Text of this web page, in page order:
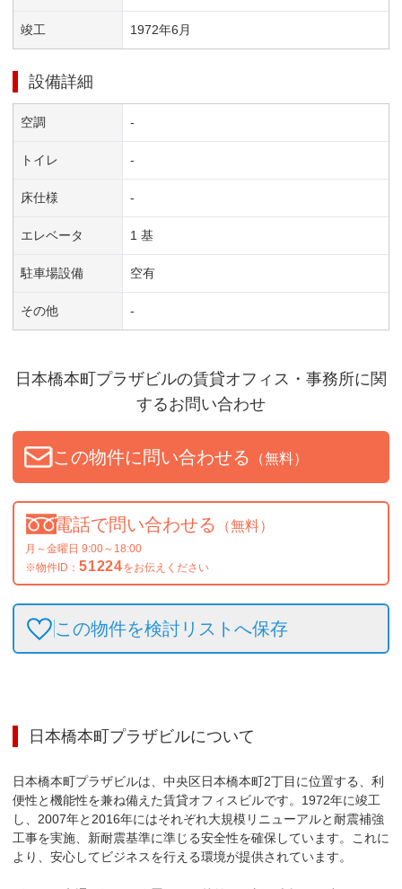
竣工 1972年6 月
設備詳細
空調 -
トイレ -
床仕様 -
エレベータ 1 基
駐車場設備 空有
その他 -
日本橋本町プラザビルの賃貸オフィス・事務所に関
するお問い合わせ
この物件に問い合わせる （無料）
電話で問い合わせる （無料）
月～金曜日 9:00～18:00
※物件ID： 51224をお伝えください
この物件を検討リストへ保存
日本橋本町プラザビルについて
日本橋本町プラザビルは、中央区日本橋本町2丁目に位置する、利
便性と機能性を兼ね備えた賃貸オフィスビルです。1972年に竣工
し、2007年と2016年にはそれぞれ大規模リニューアルと耐震補強
工事を実施、新耐震基準に準じる安全性を確保しています。これに
より、安心してビジネスを行える環境が提供されています。